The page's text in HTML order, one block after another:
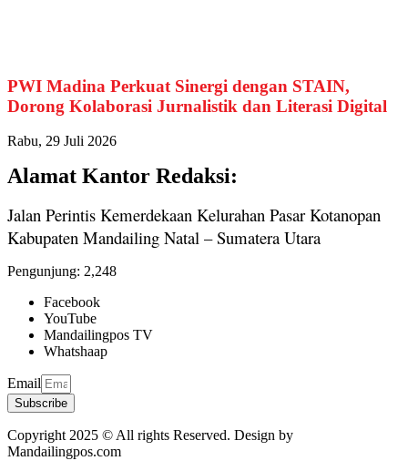
PWI Madina Perkuat Sinergi dengan STAIN,
Dorong Kolaborasi Jurnalistik dan Literasi Digital
Rabu, 29 Juli 2026
Alamat Kantor Redaksi:
Jalan Perintis Kemerdekaan Kelurahan Pasar Kotanopan
Kabupaten Mandailing Natal – Sumatera Utara
Pengunjung: 2,248
Facebook
YouTube
Mandailingpos TV
Whatshaap
Email
Subscribe
Copyright 2025 © All rights Reserved. Design by
Mandailingpos.com